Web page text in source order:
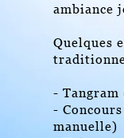
ambiance
Quelques
-
-
manuelle)